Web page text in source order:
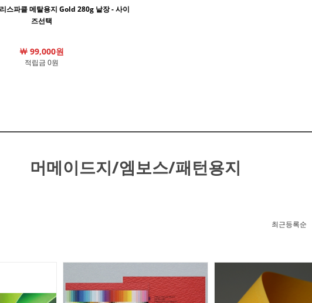
스파클 메탈용지 Gold 280g 낱장 - 사이
즈선택
￦ 99,000원
적립금 0원
머메이드지/엠보스/패턴용지
최근등록순